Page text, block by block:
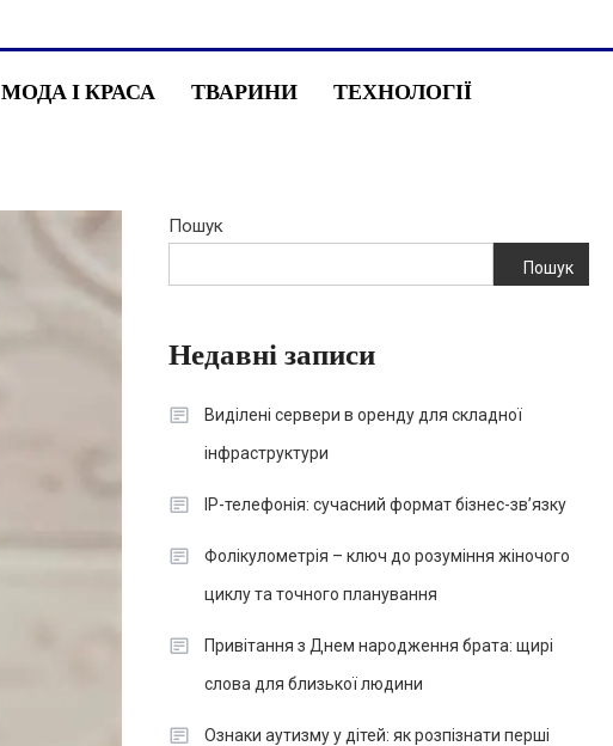
МОДА І КРАСА ТВАРИНИ ТЕХНОЛОГІЇ
Пошук
Пошук
Недавні записи
Виділені сервери в оренду для складної
інфраструктури
IP-телефонія: сучасний формат бізнес-зв’язку
Фолікулометрія – ключ до розуміння жіночого
циклу та точного планування
Привітання з Днем народження брата: щирі
слова для близької людини
Ознаки аутизму у дітей: як розпізнати перші